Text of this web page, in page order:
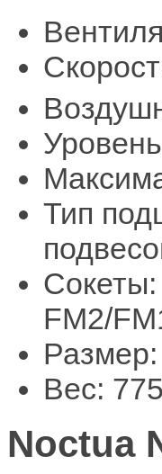
Тип
Сокеты:
FM2/
Вес:
Noctua